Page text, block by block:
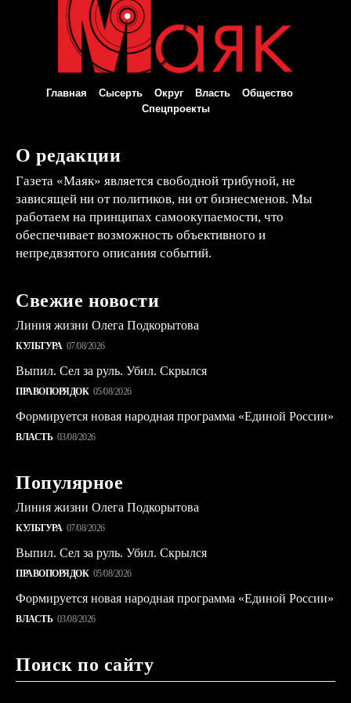
Главная Сысерть Округ Власть
Общество
Спецпроекты
О редакции
Газета «Маяк» является свободной трибуной, не
зависящей ни от политиков, ни от бизнесменов. Мы
работаем на принципах самоокупаемости, что
обеспечивает возможность объективного и
непредвзятого описания событий.
Свежие новости
Линия жизни Олега Подкорытова
КУЛЬТУРА 07/08/2026
Выпил. Сел за руль. Убил. Скрылся
ПРАВОПОРЯДОК 05/08/2026
Формируется новая народная программа «Единой России»
ВЛАСТЬ 03/08/2026
Популярное
Линия жизни Олега Подкорытова
КУЛЬТУРА 07/08/2026
Выпил. Сел за руль. Убил. Скрылся
ПРАВОПОРЯДОК 05/08/2026
Формируется новая народная программа «Единой России»
ВЛАСТЬ 03/08/2026
Поиск по сайту